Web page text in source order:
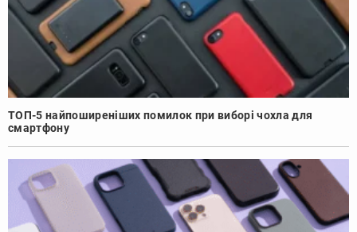
ТОП-5 найпоширеніших помилок при виборі чохла для
смартфону